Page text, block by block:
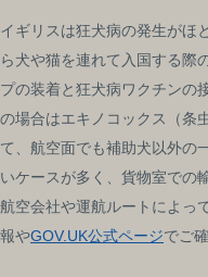
イギリスは狂犬病の発生がほ
ら犬や猫を連れて入国する際
プの装着と狂犬病ワクチンの
の場合はエキノコックス（条
て、航空面でも補助犬以外の
いケースが多く、貨物室での
航空会社や運航ルートによっ
報やGOV.UK公式ページでご